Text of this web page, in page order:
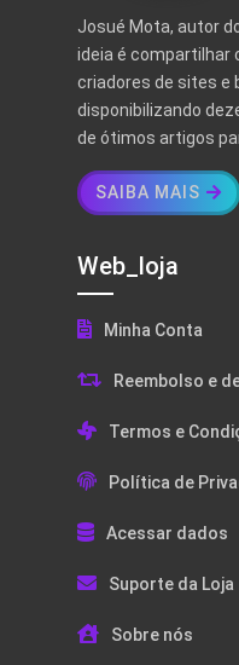
Josué Mota, autor
ideia é compartilhar
criadores de sites e
disponibilizando
de ótimos artigos
SAIBA MAIS
Web_loja
Minha Conta
Reembolso e
Termos e
Política de
Acessar dados
Suporte da Loja
Sobre nós